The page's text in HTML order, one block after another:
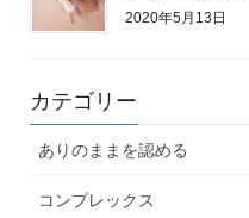
2020年5月13日
カテゴリー
ありのままを認める
コンプレックス